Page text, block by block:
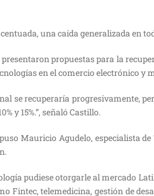
una caída generalizada en
presentaron propuestas para la
en el comercio electrónico y
se recuperaría progresivamente,
y 15%.”, señaló Castillo.
Mauricio Agudelo, especialista
pudiese otorgarle al mercado
Fintec, telemedicina, gestión de